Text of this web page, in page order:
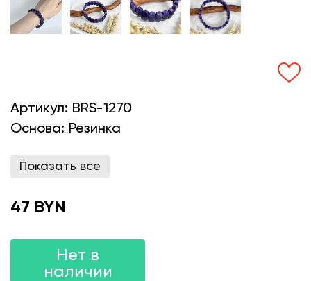
Артикул: BRS-1270
Основа: Резинка
Показать все
47 BYN
Нет в
наличии